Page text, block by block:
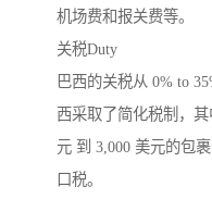
机场费和报关费等。
关税Duty
巴西的关税从 0% to
西采取了简化税制，
元 到 3,000 美元的包
口税。